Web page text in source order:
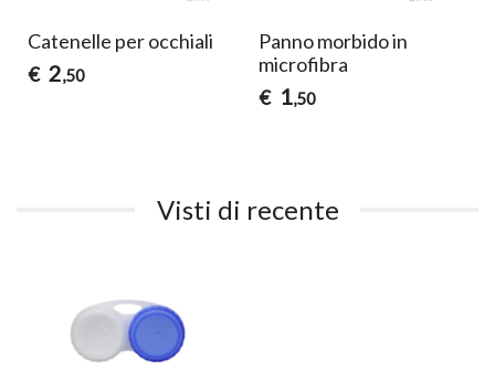
Catenelle per occhiali
€ 2,50
Panno morbido in
microfibra
€ 1,50
Visti di recente